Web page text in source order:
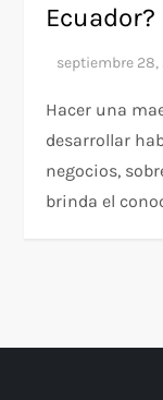
Ecuador?
Hacer una
desarrollar
negocios,
brinda el